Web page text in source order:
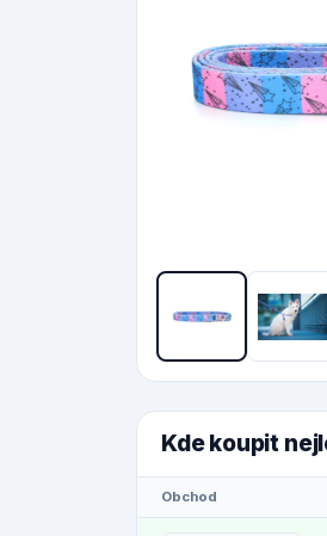
Kde koupit
Obchod